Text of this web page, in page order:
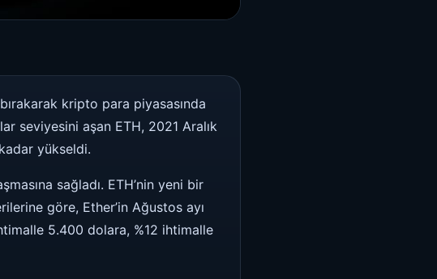
kripto para piyasasında
seviyesini aşan ETH, 2021 Aralık
yükseldi.
sağladı. ETH’nin yeni bir
göre, Ether’in Ağustos ayı
5.400 dolara, %12 ihtimalle